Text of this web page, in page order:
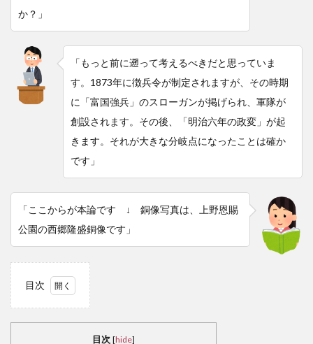
か？」
「もっと前に遡って考えるべきだと思っていま
す。1873年に徴兵令が制定されますが、その時期
に「富国強兵」のスローガンが掲げられ、軍隊が
創設されます。その後、「明治六年の政変」が起
きます。それが大きな分岐点になったことは確か
です」
「ここからが本論です ↓ 銅像写真は、上野恩賜
公園の西郷隆盛銅像です」
目次
目次 [hide]